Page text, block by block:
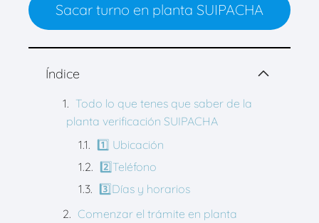
Sacar turno en planta SUIPACHA
Índice
Todo lo que tenes que saber de la
planta verificación SUIPACHA
1️⃣ Ubicación
2️⃣Teléfono
3️⃣Días y horarios
Comenzar el trámite en planta